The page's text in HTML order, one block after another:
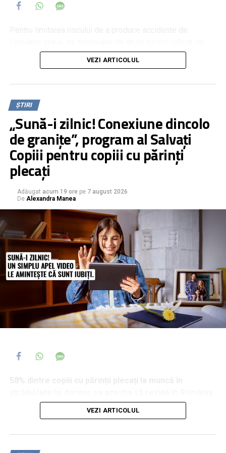
evenimente rutiere, Roman TV a propus montarea unor
panouri stradale cu mesaje impactante și cu imagini reale
Municipiului Roman spun că este una bună, dar nu simplu
VEZI ARTICOLUL
ȘTIRI
„Sună-i zilnic! Conexiune dincolo
de granițe”, program al Salvați
Copiii pentru copiii cu părinți
plecați
Adăugat acum 19 ore pe 7 august 2026
De Alexandra Manea
și 44% dintre ei spun că, atunci când se confruntă cu o
problemă serioasă, primul ajutor îl caută tot la părinți,
VEZI ARTICOLUL